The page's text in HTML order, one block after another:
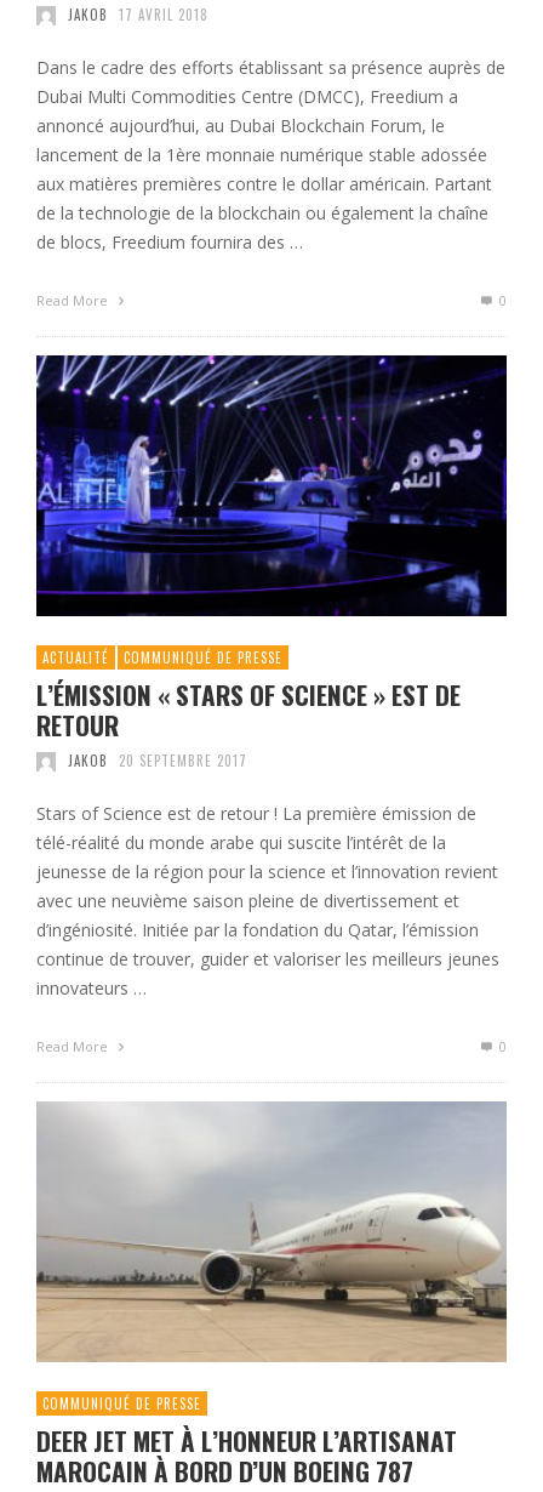
JAKOB 17 AVRIL 2018
Dans le cadre des efforts établissant sa présence auprès de
Dubai Multi Commodities Centre (DMCC), Freedium a
annoncé aujourd’hui, au Dubai Blockchain Forum, le
lancement de la 1ère monnaie numérique stable adossée
aux matières premières contre le dollar américain. Partant
de la technologie de la blockchain ou également la chaîne
de blocs, Freedium fournira des …
Read More 0
ACTUALITÉ COMMUNIQUÉ DE PRESSE
L’ÉMISSION « STARS OF SCIENCE » EST DE
RETOUR
JAKOB 20 SEPTEMBRE 2017
Stars of Science est de retour ! La première émission de
télé-réalité du monde arabe qui suscite l’intérêt de la
jeunesse de la région pour la science et l’innovation revient
avec une neuvième saison pleine de divertissement et
d’ingéniosité. Initiée par la fondation du Qatar, l’émission
continue de trouver, guider et valoriser les meilleurs jeunes
innovateurs …
Read More 0
COMMUNIQUÉ DE PRESSE
DEER JET MET À L’HONNEUR L’ARTISANAT
MAROCAIN À BORD D’UN BOEING 787